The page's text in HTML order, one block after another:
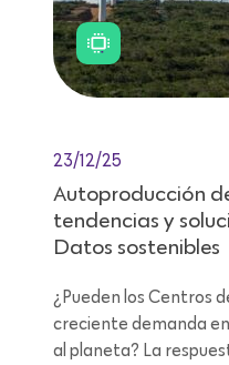
23/12/25
Autoproducción
tendencias y
Datos sostenibles
¿Pueden los Centros
creciente demanda
al planeta? La